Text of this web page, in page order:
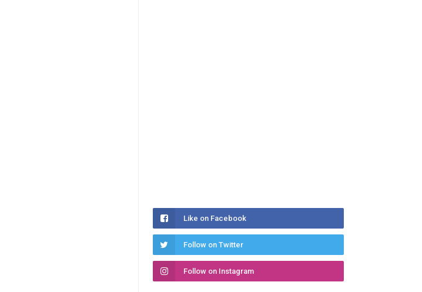
Like on Facebook
Follow on Twitter
Follow on Instagram